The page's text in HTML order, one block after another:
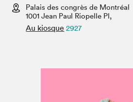
Espace médias
Palais des congrès de Montréal
1001 Jean Paul Riopelle Pl,
Au kiosque 2927